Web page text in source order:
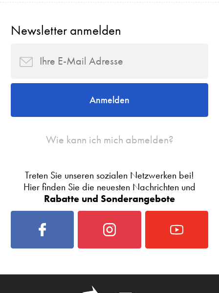
Newsletter anmelden
Anmelden
Wie kann ich mich abmelden?
Treten Sie unseren sozialen Netzwerken bei!
Hier finden Sie die neuesten Nachrichten und
Rabatte und Sonderangebote